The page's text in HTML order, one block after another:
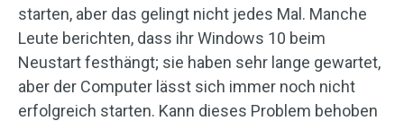
starten, aber das gelingt nicht jedes Mal. Manche
Leute berichten, dass ihr Windows 10 beim
Neustart festhängt; sie haben sehr lange gewartet,
aber der Computer lässt sich immer noch nicht
erfolgreich starten. Kann dieses Problem behoben